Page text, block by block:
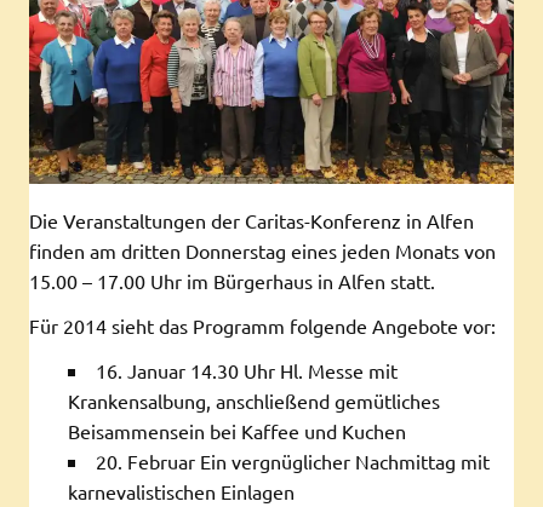
Die Veranstaltungen der Caritas-Konferenz in Alfen
finden am dritten Donnerstag eines jeden Monats von
15.00 – 17.00 Uhr im Bürgerhaus in Alfen statt.
Für 2014 sieht das Programm folgende Angebote vor:
16. Januar 14.30 Uhr Hl. Messe mit
Krankensalbung, anschließend gemütliches
Beisammensein bei Kaffee und Kuchen
20. Februar Ein vergnüglicher Nachmittag mit
karnevalistischen Einlagen